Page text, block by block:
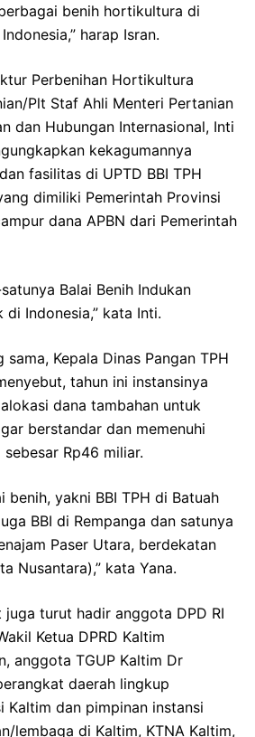
benih hortikultura di
harap Isran.
Perbenihan Hortikultura
Plt Staf Ahli Menteri Pertanian
dan Hubungan Internasional, Inti
kekagumannya
fasilitas di UPTD BBI TPH
dimiliki Pemerintah Provinsi
dana APBN dari Pemerintah
Balai Benih Indukan
Indonesia,” kata Inti.
Kepala Dinas Pangan TPH
tahun ini instansinya
dana tambahan untuk
berstandar dan memenuhi
Rp46 miliar.
benih, yakni BBI TPH di Batuah
BBI di Rempanga dan satunya
Paser Utara, berdekatan
Nusantara),” kata Yana.
juga turut hadir anggota DPD RI
Ketua DPRD Kaltim
anggota TGUP Kaltim Dr
daerah lingkup
Kaltim dan pimpinan instansi
lembaga di Kaltim, KTNA Kaltim,